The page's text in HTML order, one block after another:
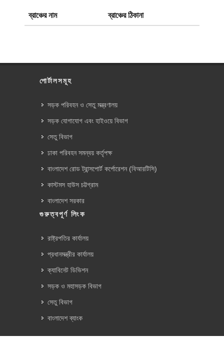
ব্রাঞ্চের নাম ব্রাঞ্চের ঠিকানা
পোর্টালসমূহ
সড়ক পরিবহন ও সেতু মন্ত্রণালয়
সড়ক যোগাযোগ এবং হাইওয়ে বিভাগ
সেতু বিভাগ
ঢাকা পরিবহন সমন্বয় কর্তৃপক্ষ
বাংলাদেশ রোড ট্রান্সপোর্ট কর্পোরেশন (বিআরটিসি)
কাস্টমস হাউস চট্টগ্রাম
বাংলাদেশ সরকার
গুরুত্বপূর্ণ লিংক
রাষ্ট্রপতির কার্যালয়
প্রধানমন্ত্রীর কার্যালয়
ক্যাবিনেট ডিভিশন
সড়ক ও মহাসড়ক বিভাগ
সেতু বিভাগ
বাংলাদেশ ব্যাংক